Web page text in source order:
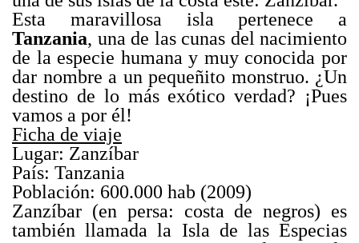
Esta maravillosa isla pertenece a
Tanzania, una de las cunas del nacimiento
de la especie humana y muy conocida por
dar nombre a un pequeñito monstruo. ¿Un
destino de lo más exótico verdad? ¡Pues
vamos a por él!
Ficha de viaje
Lugar: Zanzíbar
País: Tanzania
Población: 600.000 hab (2009)
Zanzíbar (en persa: costa de negros) es
también llamada la Isla de las Especias